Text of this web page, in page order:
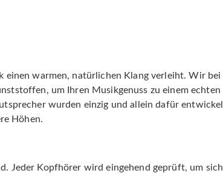
warmen, natürlichen Klang verleiht. Wir
um Ihren Musikgenuss zu einem
wurden einzig und allein dafür
Höhen.
Kopfhörer wird eingehend geprüft, um